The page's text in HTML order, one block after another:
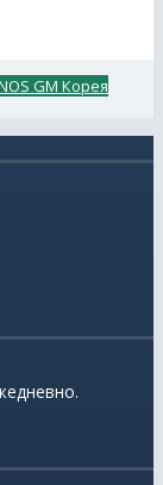
GM Корея